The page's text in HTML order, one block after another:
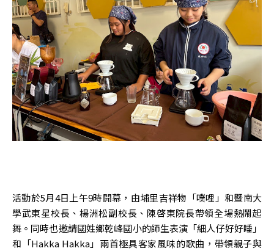
活動於5月4日上午9時開幕，由埔里吉祥物「噗哩」和暨南大
學武東星校長、楊洲松副校長、陳啓東院長帶領全場熱鬧起
舞。同時也邀請國姓鄉乾峰國小的師生表演「細人仔好好睡」
和「Hakka Hakka」兩首極具客家風味的歌曲，帶領親子與